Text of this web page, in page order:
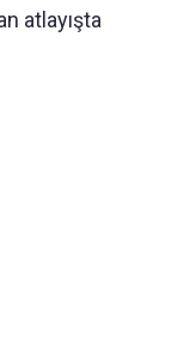
atlayışta